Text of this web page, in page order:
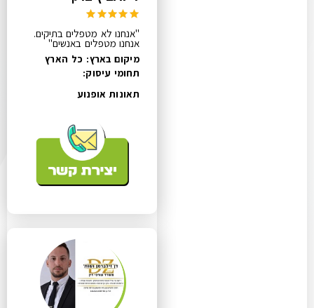
"אנחנו לא מטפלים בתיקים.
אנחנו מטפלים באנשים"
מיקום בארץ: כל הארץ
תחומי עיסוק:
תאונות אופנוע